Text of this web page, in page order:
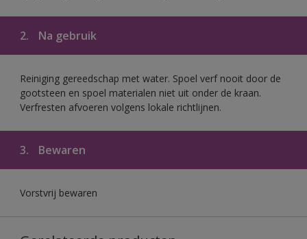
2. Na gebruik
Reiniging gereedschap met water. Spoel verf nooit door de
gootsteen en spoel materialen niet uit onder de kraan.
Verfresten afvoeren volgens lokale richtlijnen.
3. Bewaren
Vorstvrij bewaren